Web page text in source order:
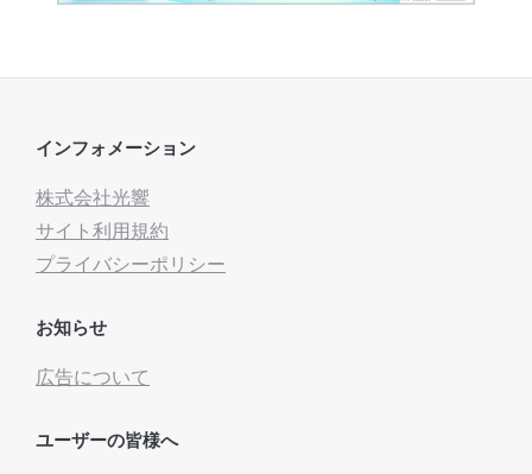
インフォメーション
株式会社光響
サイト利用規約
プライバシーポリシー
お知らせ
広告について
ユーザーの皆様へ